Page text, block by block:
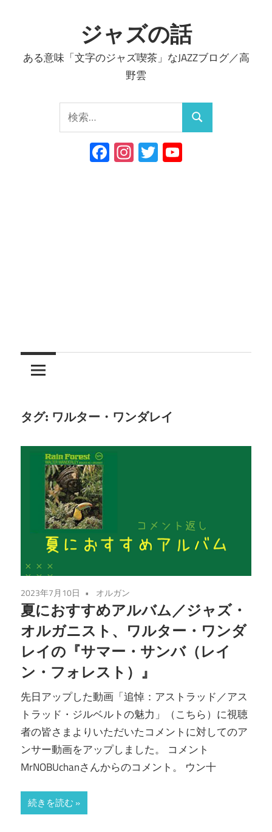
ン
ジャズの話
ある意味「文字のジャズ喫茶」なJAZZブログ／高
野雲
索:
検
Facebook
Instagram
Twitter
タグ: ワルター・ワンダレイ
2023年7月10日 オルガン
夏におすすめアルバム／ジャズ・
オルガニスト、ワルター・ワンダ
レイの『サマー・サンバ（レイ
ン・フォレスト）』
先日アップした動画「追悼：アストラッド／アス
トラッド・ジルベルトの魅力」（こちら）に視聴
者の皆さまよりいただいたコメントに対してのア
ンサー動画をアップしました。 コメント
MrNOBUchanさんからのコメント。 ウン十
続きを読む